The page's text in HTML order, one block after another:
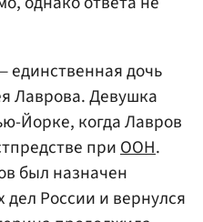
единственная дочь
Лаврова. Девушка
Йорке, когда Лавров
приООН.
был назначен
России и вернулся